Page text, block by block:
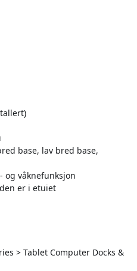
base, lav bred base,
og våknefunksjon
er i etuiet
> Tablet Computer Docks &